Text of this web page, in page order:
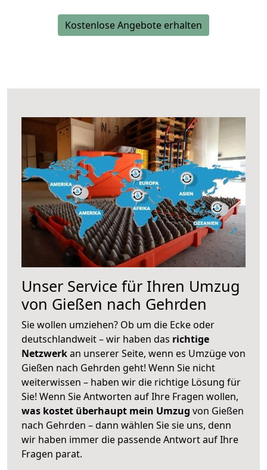
Kostenlose Angebote erhalten
Unser Service für Ihren Umzug
von Gießen nach Gehrden
Sie wollen umziehen? Ob um die Ecke oder
deutschlandweit – wir haben das richtige
Netzwerkan unserer Seite, wenn es Umzüge von
Gießen nach Gehrden geht! Wenn Sie nicht
weiterwissen – haben wir die richtige Lösung für
Sie! Wenn Sie Antworten auf Ihre Fragen wollen,
was kostet überhaupt mein Umzug von Gießen
nach Gehrden – dann wählen Sie sie uns, denn
wir haben immer die passende Antwort auf Ihre
Fragen parat.